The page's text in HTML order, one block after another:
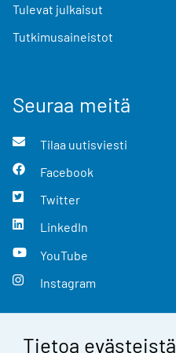
Tietoa evästeistä
Tulevat julkaisut
Tutkimusaineistot
Seuraa meitä
Tilaa uutisviesti
Facebook
Twitter
LinkedIn
YouTube
Instagram
Yhteystiedot